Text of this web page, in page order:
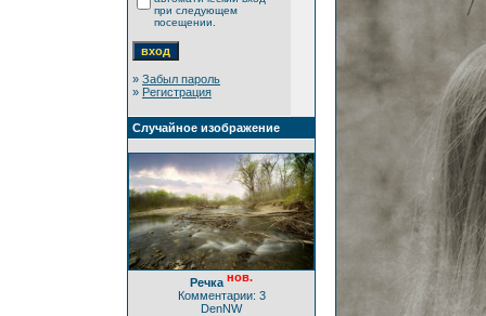
при следующем
посещении.
» Забыл пароль
» Регистрация
Случайное изображение
Речка нов.
Комментарии: 3
DenNW